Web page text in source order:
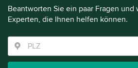
Beantworten Sie ein paar Fragen
Experten, die Ihnen helfen können.